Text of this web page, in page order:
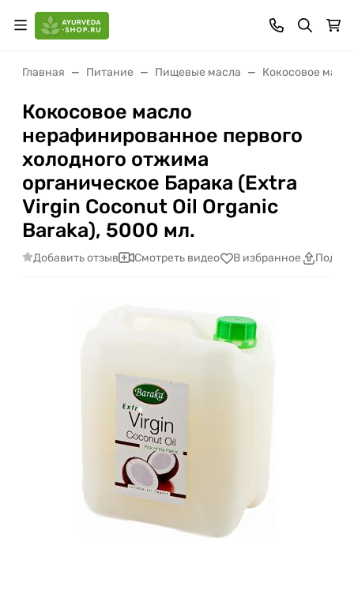
Главная Питание Пищевые масла Кокосовое
Кокосовое масло
нерафинированное первого
холодного отжима
органическое Барака (Extra
Virgin Coconut Oil Organic
Baraka), 5000 мл.
Добавить отзыв Смотреть видео В избранное